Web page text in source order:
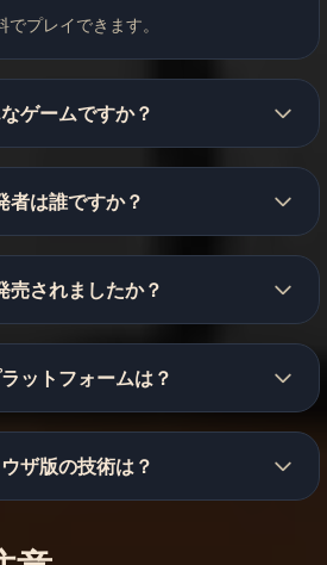
プレイできます。
ゲームですか？
者は誰ですか？
売されましたか？
ットフォームは？
ザ版の技術は？